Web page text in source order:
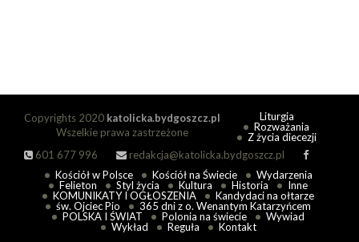
Copyrights 2020 katolicka.bydgoszcz.pl
Wszelkie prawa zastrzeżone
601 677 996
redakcja@katolicka.bydgoszcz.pl
Liturgia
Rozważania
Z życia diecezji
Kościół w Polsce Kościół na Świecie
Wydarzenia
Felieton
Styl życia Kultura Historia
Inne
KOMUNIKATY I OGŁOSZENIA
Kandydaci na ołtarze
św. Ojciec Pio
365 dni z o. Wenantym Katarzyńcem
POLSKA I ŚWIAT
Polonia na świecie
Wywiad
Wykład
Reguła Kontakt